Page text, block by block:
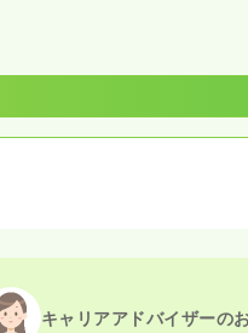
キャリアアドバイザーの